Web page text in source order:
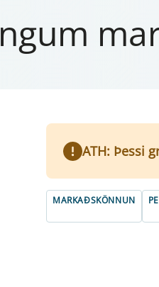
ATH: Þessi
MARKAÐSKÖNNUN